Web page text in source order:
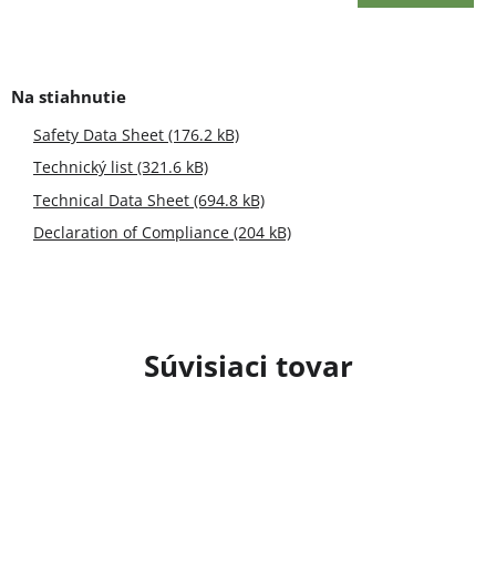
Súvisiaci tovar
Safety Data Sheet (176.2 kB)
Technický list (321.6 kB)
Technical Data Sheet (694.8 kB)
Declaration of Compliance (204 kB)